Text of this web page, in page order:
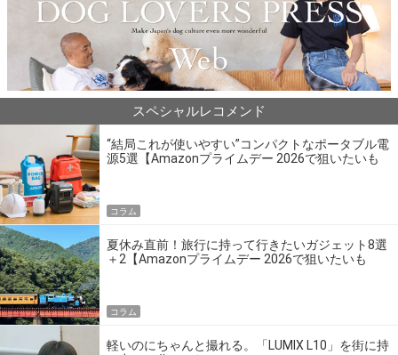
スペシャルレコメンド
“結局これが使いやすい”コンパクトなポータブル電
源5選【Amazonプライムデー 2026で狙いたいも
コラム
夏休み直前！旅行に持って行きたいガジェット8選
＋2【Amazonプライムデー 2026で狙いたいも
コラム
軽いのにちゃんと撮れる。「LUMIX L10」を街に持